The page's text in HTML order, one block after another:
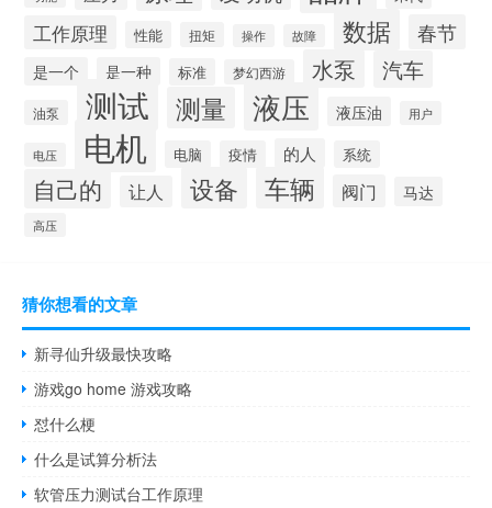
工作原理 性能 扭矩 操作 故障 数据 春节
是一个 是一种 标准 梦幻西游 水泵 汽车
油泵 测试 测量 液压 液压油 用户
电压 电机 电脑 疫情 的人 系统
自己的 让人 设备 车辆 阀门 马达
高压
猜你想看的文章
新寻仙升级最快攻略
游戏go home 游戏攻略
怼什么梗
什么是试算分析法
软管压力测试台工作原理